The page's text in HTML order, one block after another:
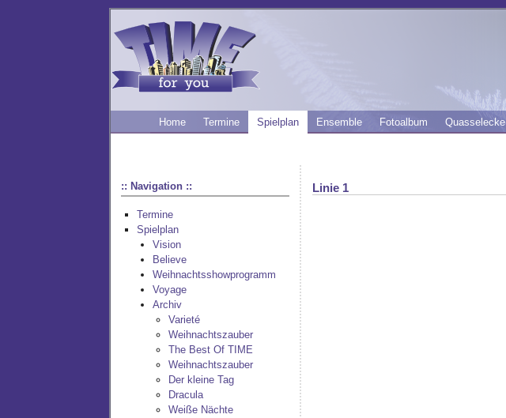
Home Termine Spielplan Ensemble Fotoalbum Quasselecke
:: Navigation ::
Termine
Spielplan
Vision
Believe
Weihnachtsshowprogramm
Voyage
Archiv
Varieté
Weihnachtszauber
The Best Of TIME
Weihnachtszauber
Der kleine Tag
Dracula
Weiße Nächte
Linie 1